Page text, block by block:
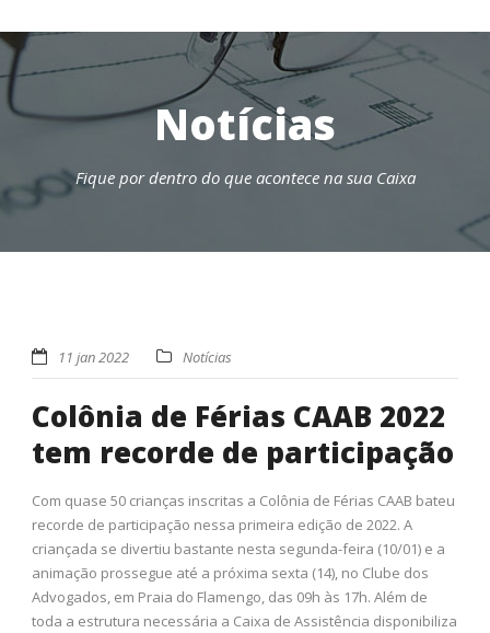
Notícias
Fique por dentro do que acontece na sua Caixa
11 jan 2022 Notícias
Colônia de Férias CAAB 2022
tem recorde de participação
Com quase 50 crianças inscritas a Colônia de Férias CAAB bateu
recorde de participação nessa primeira edição de 2022. A
criançada se divertiu bastante nesta segunda-feira (10/01) e a
animação prossegue até a próxima sexta (14), no Clube dos
Advogados, em Praia do Flamengo, das 09h às 17h. Além de
toda a estrutura necessária a Caixa de Assistência disponibiliza